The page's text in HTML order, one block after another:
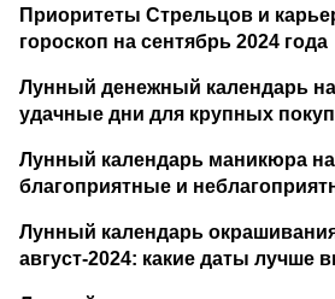
Приоритеты Стрельцов и
гороскоп на сентябрь 2024 года
Лунный денежный календарь на
удачные дни для крупных
Лунный календарь маникюра на
благоприятные и
Лунный календарь
август-2024: какие даты лучше